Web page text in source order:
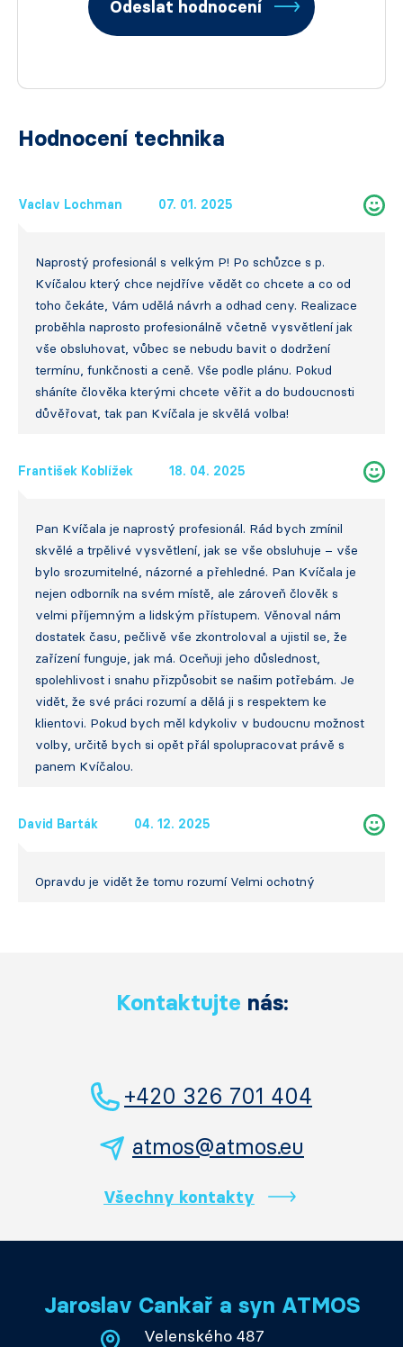
Odeslat hodnocení
Hodnocení technika
Vaclav Lochman 07. 01. 2025
Naprostý profesionál s velkým P! Po schůzce s p.
Kvíčalou který chce nejdříve vědět co chcete a co od
toho čekáte, Vám udělá návrh a odhad ceny. Realizace
proběhla naprosto profesionálně včetně vysvětlení jak
vše obsluhovat, vůbec se nebudu bavit o dodržení
termínu, funkčnosti a ceně. Vše podle plánu. Pokud
sháníte člověka kterými chcete věřit a do budoucnosti
důvěřovat, tak pan Kvíčala je skvělá volba!
František Koblížek 18. 04. 2025
Pan Kvíčala je naprostý profesionál. Rád bych zmínil
skvělé a trpělivé vysvětlení, jak se vše obsluhuje – vše
bylo srozumitelné, názorné a přehledné. Pan Kvíčala je
nejen odborník na svém místě, ale zároveň člověk s
velmi příjemným a lidským přístupem. Věnoval nám
dostatek času, pečlivě vše zkontroloval a ujistil se, že
zařízení funguje, jak má. Oceňuji jeho důslednost,
spolehlivost i snahu přizpůsobit se našim potřebám. Je
vidět, že své práci rozumí a dělá ji s respektem ke
klientovi. Pokud bych měl kdykoliv v budoucnu možnost
volby, určitě bych si opět přál spolupracovat právě s
panem Kvíčalou.
David Barták 04. 12. 2025
Opravdu je vidět že tomu rozumí Velmi ochotný
Kontaktujte nás:
+420 326 701 404
atmos@atmos.eu
Všechny kontakty
Jaroslav Cankař a syn ATMOS
Velenského 487